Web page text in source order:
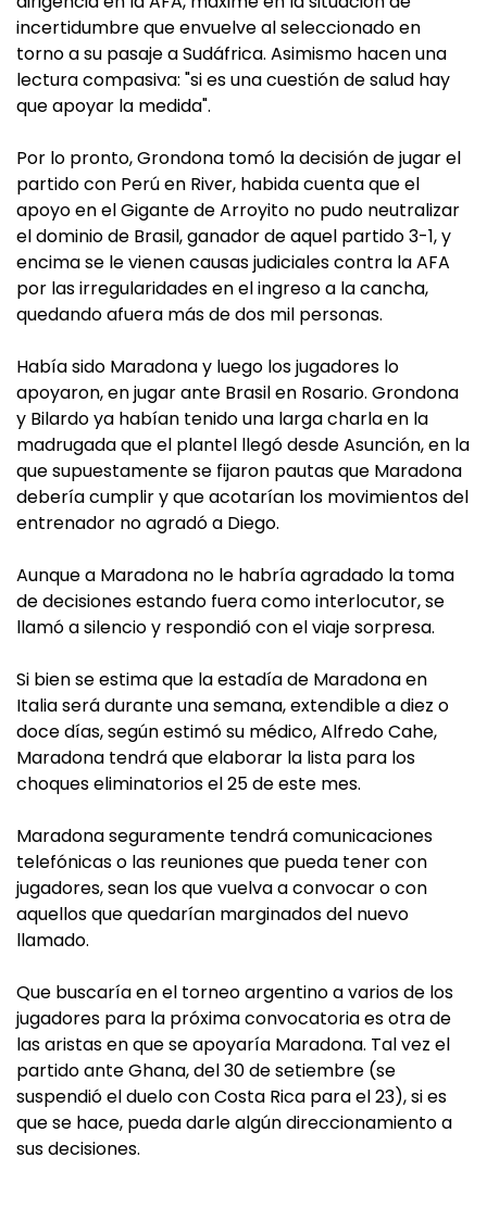
incertidumbre que envuelve al seleccionado en
torno a su pasaje a Sudáfrica. Asimismo hacen una
lectura compasiva: "si es una cuestión de salud hay
que apoyar la medida".
Por lo pronto, Grondona tomó la decisión de jugar el
partido con Perú en River, habida cuenta que el
apoyo en el Gigante de Arroyito no pudo neutralizar
el dominio de Brasil, ganador de aquel partido 3-1, y
encima se le vienen causas judiciales contra la AFA
por las irregularidades en el ingreso a la cancha,
quedando afuera más de dos mil personas.
Había sido Maradona y luego los jugadores lo
apoyaron, en jugar ante Brasil en Rosario. Grondona
y Bilardo ya habían tenido una larga charla en la
madrugada que el plantel llegó desde Asunción, en la
que supuestamente se fijaron pautas que Maradona
debería cumplir y que acotarían los movimientos del
entrenador no agradó a Diego.
Aunque a Maradona no le habría agradado la toma
de decisiones estando fuera como interlocutor, se
llamó a silencio y respondió con el viaje sorpresa.
Si bien se estima que la estadía de Maradona en
Italia será durante una semana, extendible a diez o
doce días, según estimó su médico, Alfredo Cahe,
Maradona tendrá que elaborar la lista para los
choques eliminatorios el 25 de este mes.
Maradona seguramente tendrá comunicaciones
telefónicas o las reuniones que pueda tener con
jugadores, sean los que vuelva a convocar o con
aquellos que quedarían marginados del nuevo
llamado.
Que buscaría en el torneo argentino a varios de los
jugadores para la próxima convocatoria es otra de
las aristas en que se apoyaría Maradona. Tal vez el
partido ante Ghana, del 30 de setiembre (se
suspendió el duelo con Costa Rica para el 23), si es
que se hace, pueda darle algún direccionamiento a
sus decisiones.